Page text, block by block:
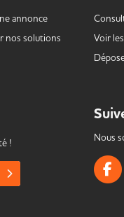
annonce
nos solutions
Voir les
! Nous